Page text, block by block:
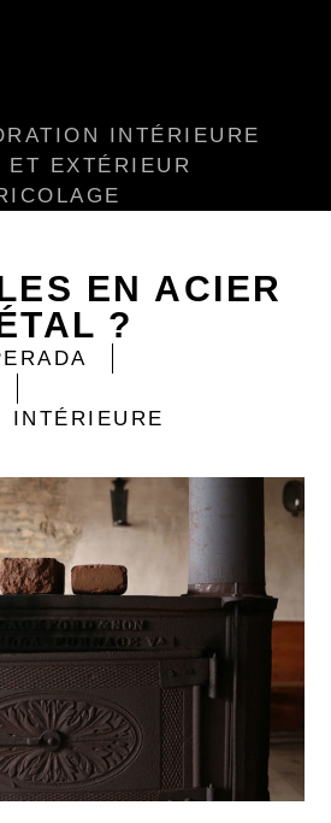
INTÉRIEURE
EXTÉRIEUR
EN ACIER
?
INTÉRIEURE